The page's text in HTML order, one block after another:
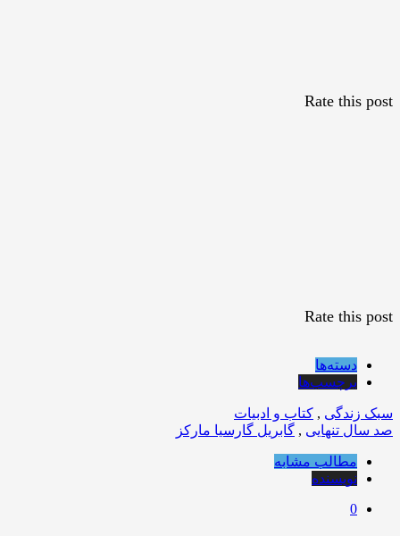
Rate this post
Rate this post
دسته‌ها
برچسب‌ها
سبک زندگی , کتاب و ادبیات
صد سال تنهایی , گابریل گارسیا مارکز
مطالب مشابه
نویسنده
0